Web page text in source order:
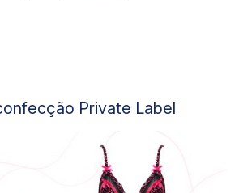
Private Label